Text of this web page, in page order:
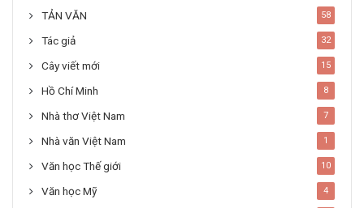
TẢN VĂN 58
Tác giả 32
Cây viết mới 15
Hồ Chí Minh 8
Nhà thơ Việt Nam 7
Nhà văn Việt Nam 1
Văn học Thế giới 10
Văn học Mỹ 4